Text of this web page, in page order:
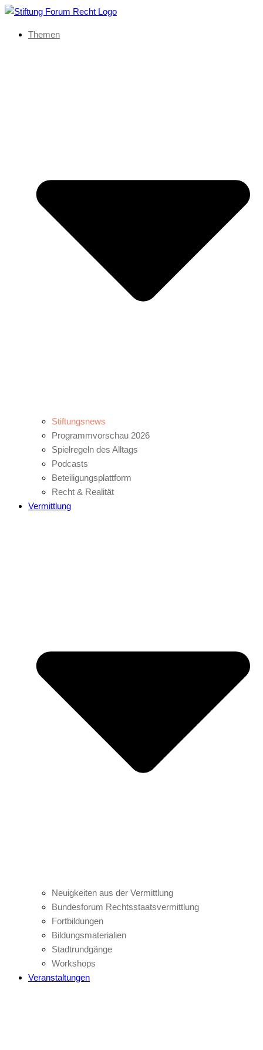
Themen
Stiftungsnews
Programmvorschau 2026
Spielregeln des Alltags
Podcasts
Beteiligungsplattform
Recht & Realität
Vermittlung
Neuigkeiten aus der Vermittlung
Bundesforum Rechtsstaatsvermittlung
Fortbildungen
Bildungsmaterialien
Stadtrundgänge
Workshops
Veranstaltungen